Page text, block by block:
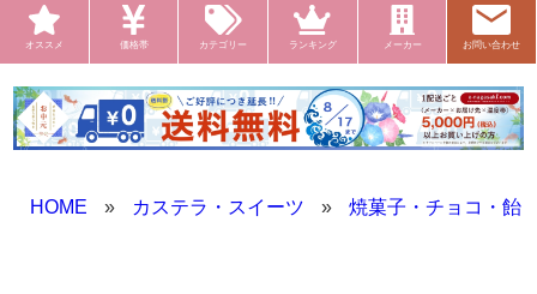
オススメ 価格帯 カテゴリー ランキング メーカー お問い合わせ
HOME » カステラ・スイーツ » 焼菓子・チョコ・飴